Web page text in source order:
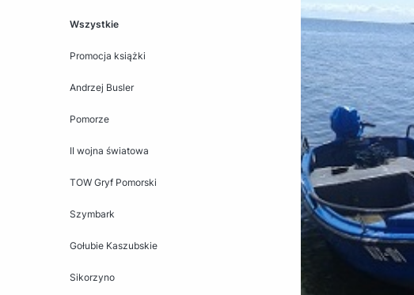
Wszystkie
Promocja książki
Andrzej Busler
Pomorze
II wojna światowa
TOW Gryf Pomorski
Szymbark
Gołubie Kaszubskie
Sikorzyno